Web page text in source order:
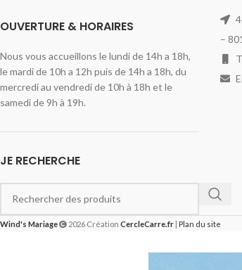
OUVERTURE & HORAIRES
Nous vous accueillons le lundi de 14h a 18h,
le mardi de 10h a 12h puis de 14h a 18h, du
mercredi au vendredi de 10h à 18h et le
samedi de 9h à 19h.
JE RECHERCHE
–
Wind's Mariage 2026 Création CercleCarre.fr | Plan du site